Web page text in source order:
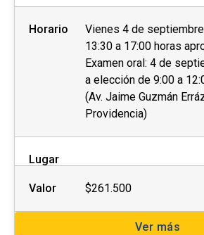
Horario
Vienes 4 de
13:30 a 17:00 horas
Examen oral: 4 de
a elección de 9:00 a
(Av. Jaime Guzmán
Providencia)
Lugar
Valor $261.500
Ver más